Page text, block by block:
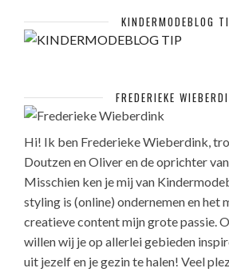
KINDERMODEBLOG
FREDERIEKE
Hi! Ik ben Frederieke Wieberdink,
Doutzen en Oliver en de oprichter
Misschien ken je mij van
styling is (online) ondernemen en het
creatieve content mijn grote passie.
willen wij je op allerlei gebieden
uit jezelf en je gezin te halen! Veel